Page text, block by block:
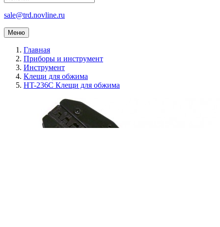
sale@trd.novline.ru
Меню
Главная
Приборы и инструмент
Инструмент
Клещи для обжима
HT-236C Клещи для обжима